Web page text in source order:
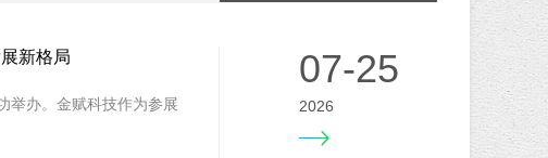
新格局
举办。金赋科技作为参展
07-25
2026